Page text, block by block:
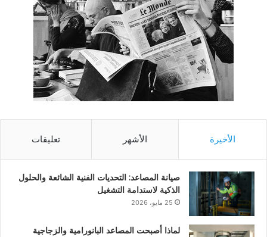
الأخيرة الأشهر تعليقات
صيانة المصاعد: التحديات الفنية الشائعة والحلول
الذكية لاستدامة التشغيل
25 مايو، 2026
لماذا أصبحت المصاعد البانورامية والزجاجية